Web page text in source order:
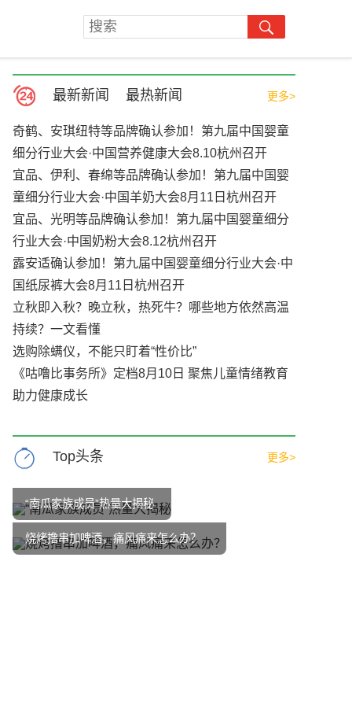
最新新闻 最热新闻 更多>
奇鹤、安琪纽特等品牌确认参加！第九届中国婴童
细分行业大会·中国营养健康大会8.10杭州召开
宜品、伊利、春绵等品牌确认参加！第九届中国婴
童细分行业大会·中国羊奶大会8月11日杭州召开
宜品、光明等品牌确认参加！第九届中国婴童细分
行业大会·中国奶粉大会8.12杭州召开
露安适确认参加！第九届中国婴童细分行业大会·中
国纸尿裤大会8月11日杭州召开
立秋即入秋？晚立秋，热死牛？哪些地方依然高温
持续？一文看懂
选购除螨仪，不能只盯着“性价比”
《咕噜比事务所》定档8月10日 聚焦儿童情绪教育
助力健康成长
Top头条 更多>
“南瓜家族成员”热量大揭秘
烧烤撸串加啤酒，痛风痛来怎么办？